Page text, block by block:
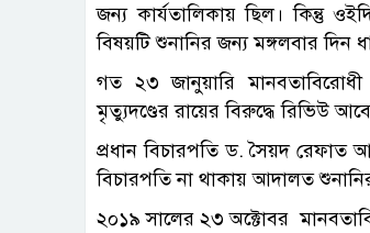
জন্য কার্যতালিকায় ছিল। কিন্তু
বিষয়টি শুনানির জন্য মঙ্গলবার দিন
গত ২৩ জানুয়ারি
মৃত্যুদণ্ডের রায়ের বিরুদ্ধে রিভিউ
প্রধান বিচারপতি ড. সৈয়দ রেফাত
বিচারপতি না থাকায় আদালত
২০১৯ সালের ২৩ অক্টোবর